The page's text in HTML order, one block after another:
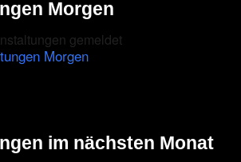
Morgen
gemeldet
Morgen
im nächsten Monat